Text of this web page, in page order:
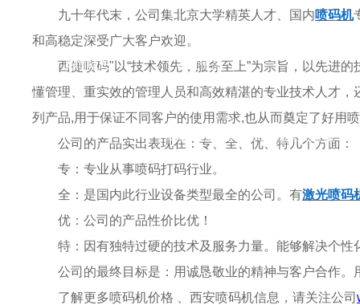
九十年代末，公司集北京大学精英人才、国内喷码机
和高稳定深受广大客户欢迎。
西捷喷码"以“技术领先，服务至上”为宗旨，以先进
懂管理、重实效的管理人员和高效精湛的专业技术人才
列产品,用于保证不同客户的使用需求,也从而奠定了好用
公司的产品实出表现在：专、全、优、特几个方面：
专：专业从事喷码打码行业。
全：是国内此行业设备类型最全的公司。有激光喷码
优：公司的产品性价比优！
特：因有独特过硬的技术及服务力量。能够解决个
公司的最终目标是：用诚恳敬业的精神与客户合作
了解更多喷码机价格 、西安喷码机信息，请关注公司
新闻动态 在线留言
ADD ：陕西省西安市高新区锦业路36